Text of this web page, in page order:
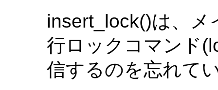
insert_lock()は、
行ロックコマンド
信するのを忘れて